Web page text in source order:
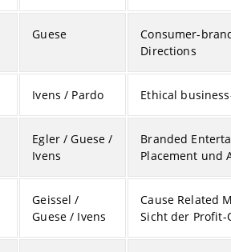
Guese
Consumer-
Directions
Ivens / Pardo Ethical
Egler / Guese /
Ivens
Branded
Placement und
Geissel /
Guese / Ivens
Cause Related
Sicht der Profit-